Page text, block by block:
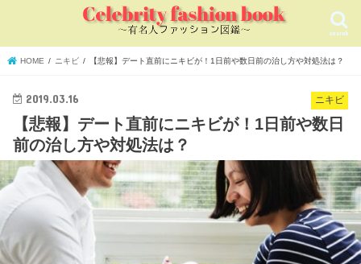
search
HOME ニキビ 【悲報】デート直前にニキビが！1日前や数日前の治し方や対処法は？
ニキビ
2019.03.16
【悲報】デート直前にニキビが！1日前や数日
前の治し方や対処法は？